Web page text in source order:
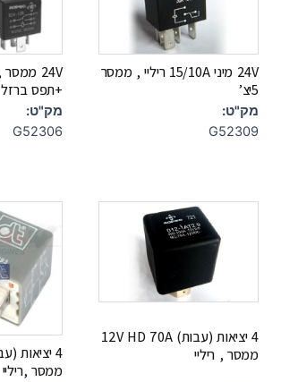
24V מיני 15/10A ריליי , ממסר
5יצ’
מק"ט:
G52309
+תפס ברזל
מק"ט:
G52306
4 יציאות (עבות) 12V HD 70A
ממסר , ריליי
ממסר ,ריליי